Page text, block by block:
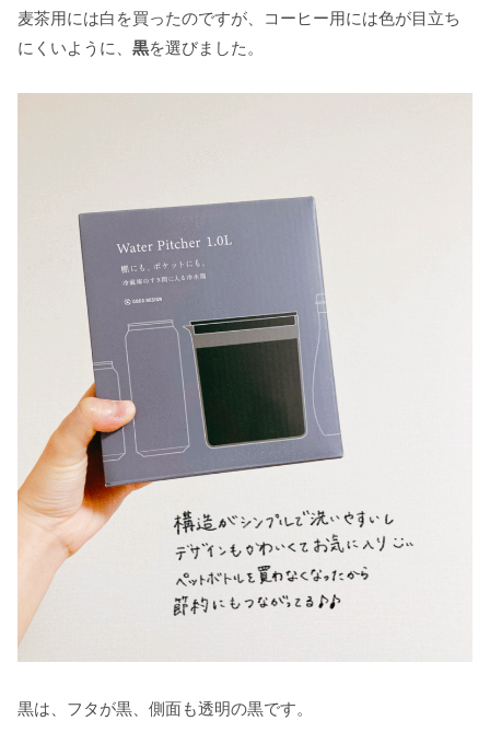
麦茶用には白を買ったのですが、コーヒー用には色が目立ち
にくいように、 黒を選びました。
黒は、フタが黒、側面も透明の黒です。